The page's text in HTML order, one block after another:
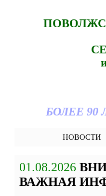
БОЛЕЕ
НОВОСТИ
01.08.2026
ВАЖНАЯ